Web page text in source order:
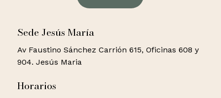
Sede Jesús María
Av Faustino Sánchez Carrión 615, Oficinas 608 y
904. Jesús Maria
Horarios